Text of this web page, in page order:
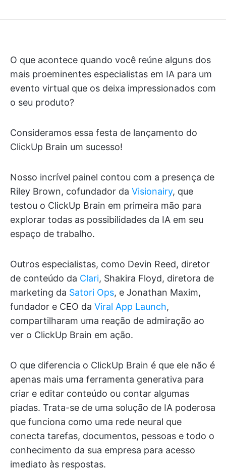
O que acontece quando você reúne alguns dos
mais proeminentes especialistas em IA para um
evento virtual que os deixa impressionados com
o seu produto?
Consideramos essa festa de lançamento do
ClickUp Brain um sucesso!
Nosso incrível painel contou com a presença de
Riley Brown, cofundador da Visionairy, que
testou o ClickUp Brain em primeira mão para
explorar todas as possibilidades da IA em seu
espaço de trabalho.
Outros especialistas, como Devin Reed, diretor
de conteúdo da Clari, Shakira Floyd, diretora de
marketing da Satori Ops, e Jonathan Maxim,
fundador e CEO da Viral App Launch,
compartilharam uma reação de admiração ao
ver o ClickUp Brain em ação.
O que diferencia o ClickUp Brain é que ele não é
apenas mais uma ferramenta generativa para
criar e editar conteúdo ou contar algumas
piadas. Trata-se de uma solução de IA poderosa
que funciona como uma rede neural que
conecta tarefas, documentos, pessoas e todo o
conhecimento da sua empresa para acesso
imediato às respostas.